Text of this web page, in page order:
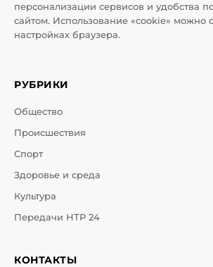
персонализации сервисов и удобства
сайтом. Использование «cookie» можно
настройках браузера.
РУБРИКИ
Общество
Происшествия
Спорт
Здоровье и среда
Культура
Передачи НТР 24
КОНТАКТЫ